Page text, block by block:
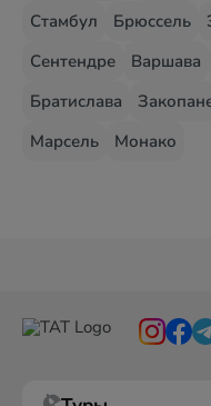
Стамбул
Брюссель
Сентендре
Варшава
Братислава
Марсель
Монако